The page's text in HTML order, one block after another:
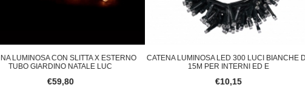
LUMINOSA CON SLITTA X ESTERNO
TUBO GIARDINO NATALE LUC
€59,80
CATENA LUMINOSA LED 300 LUCI BIANCHE DA
15M PER INTERNI ED E
€10,15